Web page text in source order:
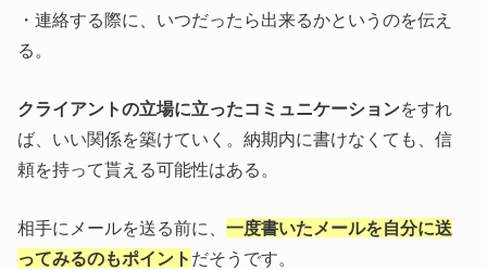
・連絡する際に、いつだったら出来るかというのを伝え
る。
クライアントの立場に立ったコミュニケーションをすれ
ば、いい関係を築けていく。納期内に書けなくても、信
頼を持って貰える可能性はある。
相手にメールを送る前に、一度書いたメールを自分に送
ってみるのもポイント だそうです。